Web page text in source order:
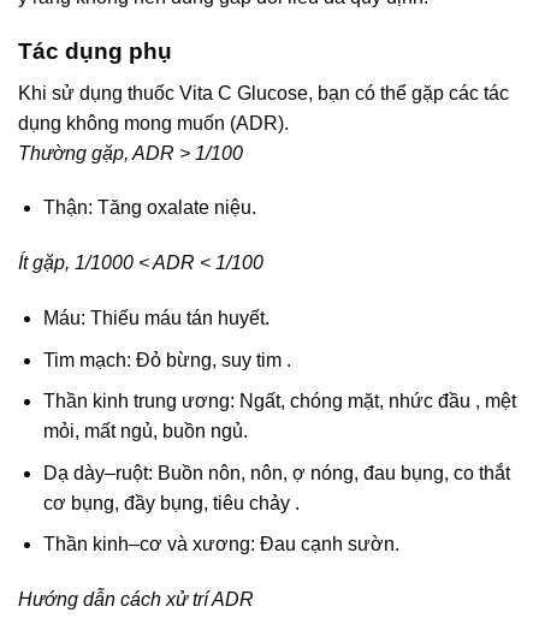
Tác dụng phụ
Khi sử dụng thuốc Vita C Glucose, bạn có thể gặp các tác
dụng không mong muốn (ADR).
Thường gặp, ADR > 1/100
Thận: Tăng oxalate niệu.
Ít gặp, 1/1000 < ADR < 1/100
Máu: Thiếu máu tán huyết.
Tim mạch: Đỏ bừng, suy tim .
Thần kinh trung ương: Ngất, chóng mặt, nhức đầu , mệt
mỏi, mất ngủ, buồn ngủ.
Dạ dày–ruột: Buồn nôn, nôn, ợ nóng, đau bụng, co thắt
cơ bụng, đầy bụng, tiêu chảy .
Thần kinh–cơ và xương: Đau cạnh sườn.
Hướng dẫn cách xử trí ADR